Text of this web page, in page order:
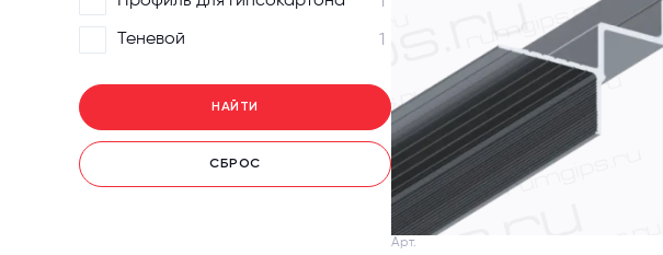
Теневой 1
НАЙТИ
СБРОС
Арт.